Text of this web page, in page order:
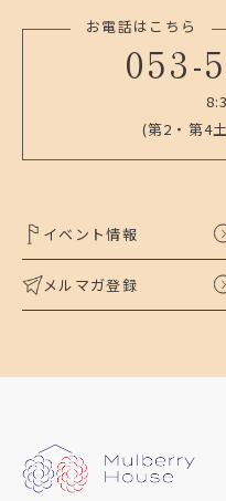
お電話はこちら
053-
(第2・第4
イベント情報
メルマガ登録